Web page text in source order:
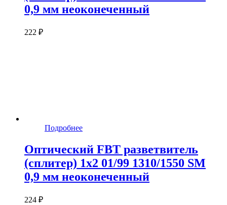
0,9 мм неоконеченный
222 ₽
Подробнее
Оптический FBT разветвитель
(сплитер) 1x2 01/99 1310/1550 SM
0,9 мм неоконеченный
224 ₽